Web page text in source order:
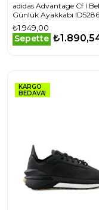
adidas Advantage Cf I
Günlük Ayakkabı ID5286
Beyaz
₺1.949,00
Sepette
KARGO
BEDAVA!